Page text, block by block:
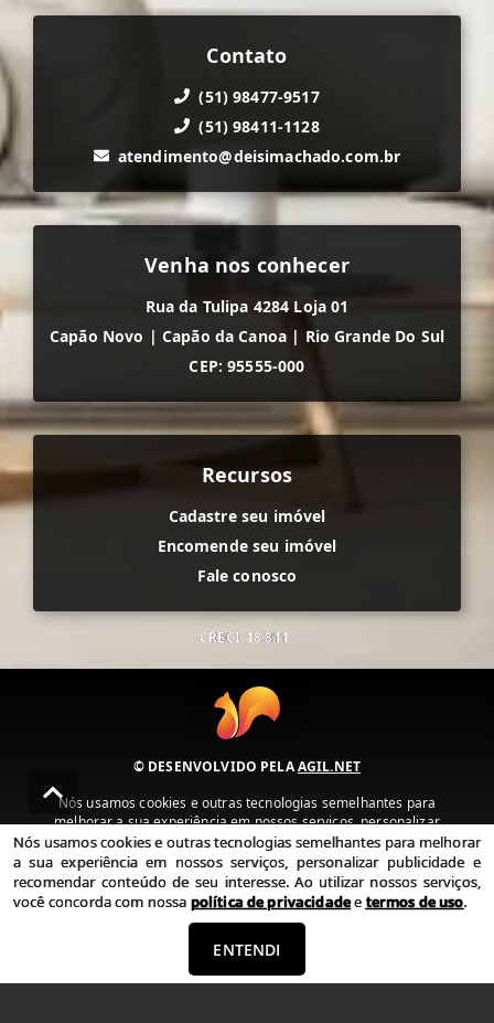
Contato
(51) 98477-9517
(51) 98411-1128
atendimento@deisimachado.com.br
Venha nos conhecer
Rua da Tulipa 4284 Loja 01
Capão Novo | Capão da Canoa | Rio Grande Do Sul
CEP: 95555-000
Recursos
Cadastre seu imóvel
Encomende seu imóvel
Fale conosco
CRECI 18.811
© DESENVOLVIDO PELAAGIL.NET
Nós usamos cookies e outras tecnologias semelhantes para
melhorar a sua experiência em nossos serviços, personalizar
publicidade e recomendar conteúdo de seu interesse. Ao utilizar
nossos serviços, você concorda com nossa política de privacidade e
termos de uso.
Política de Privacidade Termos de uso
Nós usamos cookies e outras tecnologias semelhantes para melhorar
a sua experiência em nossos serviços, personalizar publicidade e
recomendar conteúdo de seu interesse. Ao utilizar nossos serviços,
você concorda com nossa política de privacidadeetermos de uso.
ENTENDI